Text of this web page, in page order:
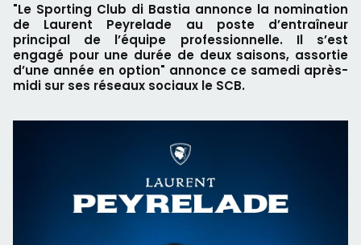
"Le Sporting Club di Bastia annonce la nomination
de Laurent Peyrelade au poste d’entraîneur
principal de l’équipe professionnelle. Il s’est
engagé pour une durée de deux saisons, assortie
d’une année en option" annonce ce samedi après-
midi sur ses réseaux sociaux le SCB.